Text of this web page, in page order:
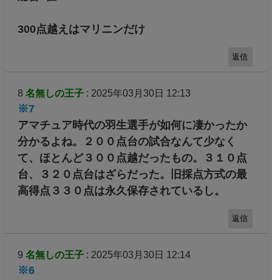
300点越えはマリニンだけ
返信
8 名無しの王子: 2025年03月30日 12:13
※7
アマチュア時代の羽生選手が如何に凄かったか
分かるよね。２００点台の試合なんて少なく
て、ほとんど３００点越だったもの。３１０点
台、３２０点台はざらだった。旧採点方式の最
高得点３３０点は永久保存されているし。
返信
9 名無しの王子: 2025年03月30日 12:14
※6